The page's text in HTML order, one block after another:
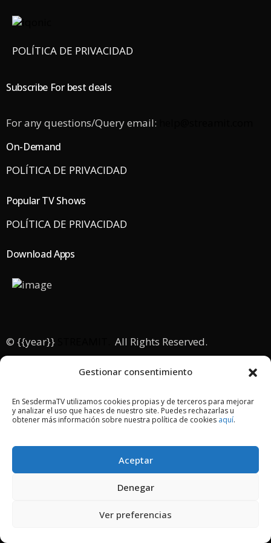
Gestionar consentimiento
En SesdermaTV utilizamos cookies propias y de terceros para mejorar
y analizar el uso que haces de nuestro site. Puedes rechazarlas u
obtener más información sobre nuestra política de cookies aquí.
Aceptar
Denegar
Ver preferencias
POLÍTICA DE PRIVACIDAD
Subscribe For best deals
For any questions/Query email:
On-Demand
POLÍTICA DE PRIVACIDAD
Popular TV Shows
POLÍTICA DE PRIVACIDAD
Download Apps
© {{year}} All Rights Reserved.